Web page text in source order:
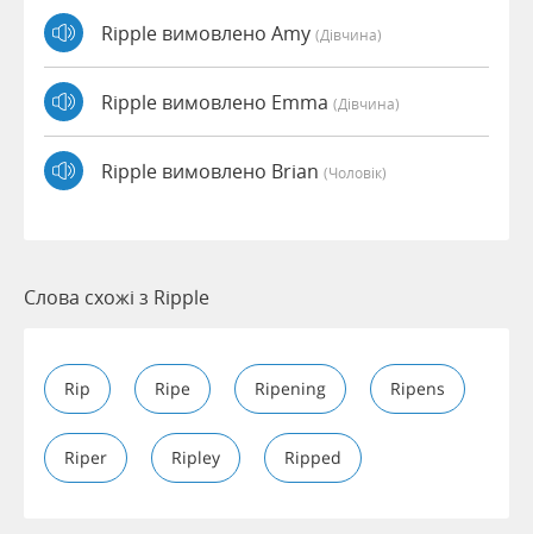
Ripple вимовлено Amy (дівчина)
Ripple вимовлено Emma (дівчина)
Ripple вимовлено Brian (чоловік)
Слова схожі з Ripple
Rip Ripe Ripening Ripens
Riper Ripley Ripped